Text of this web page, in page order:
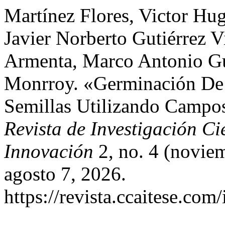
Martínez Flores, Victor
Javier Norberto Gutiérrez
Armenta, Marco Antonio
Monrroy. «Germinación
Semillas Utilizando
Revista de Investigación
Innovación 2, no. 4
agosto 7, 2026.
https://